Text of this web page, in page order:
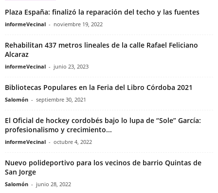
Plaza España: finalizó la reparación del techo y las fuentes
informeVecinal - noviembre 19, 2022
Rehabilitan 437 metros lineales de la calle Rafael Feliciano
Alcaraz
informeVecinal - junio 23, 2023
Bibliotecas Populares en la Feria del Libro Córdoba 2021
Salomón - septiembre 30, 2021
El Oficial de hockey cordobés bajo lo lupa de “Sole” García:
profesionalismo y crecimiento...
informeVecinal - octubre 4, 2022
Nuevo polideportivo para los vecinos de barrio Quintas de
San Jorge
Salomón - junio 28, 2022